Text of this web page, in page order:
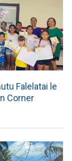
Falelatai le
Corner